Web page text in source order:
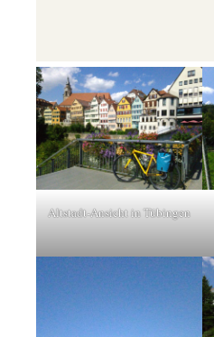
Altstadt-Ansicht in Tübingen